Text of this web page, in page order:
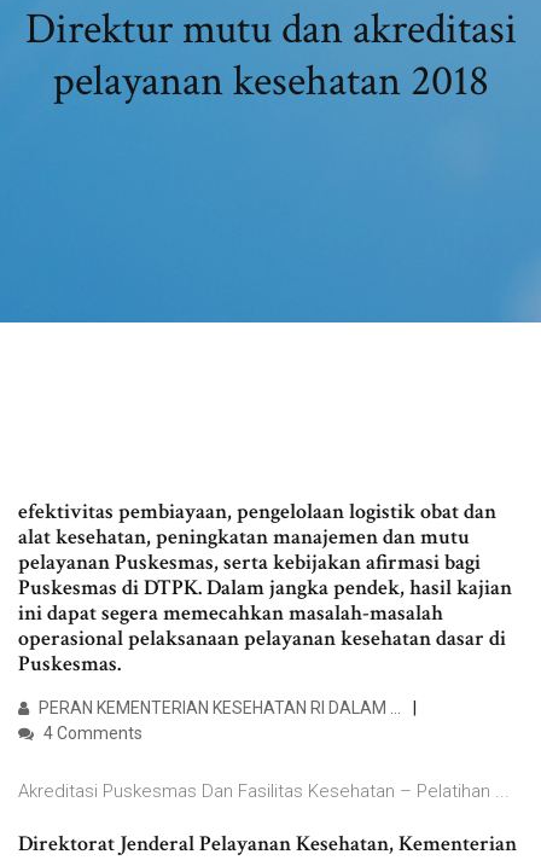
Direktur mutu dan akreditasi
pelayanan kesehatan 2018
efektivitas pembiayaan, pengelolaan logistik obat dan
alat kesehatan, peningkatan manajemen dan mutu
pelayanan Puskesmas, serta kebijakan afirmasi bagi
Puskesmas di DTPK. Dalam jangka pendek, hasil kajian
ini dapat segera memecahkan masalah-masalah
operasional pelaksanaan pelayanan kesehatan dasar di
Puskesmas.
PERAN KEMENTERIAN KESEHATAN RI DALAM …
4 Comments
Akreditasi Puskesmas Dan Fasilitas Kesehatan – Pelatihan ...
Direktorat Jenderal Pelayanan Kesehatan, Kementerian